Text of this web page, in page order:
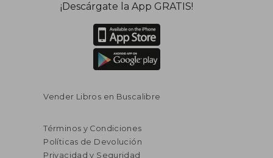
$ 57.34
$ 31.54
¡Descárgate la App GRATIS!
Vender Libros en Buscalibre
Términos y Condiciones
Políticas de Devolución
Privacidad y Seguridad